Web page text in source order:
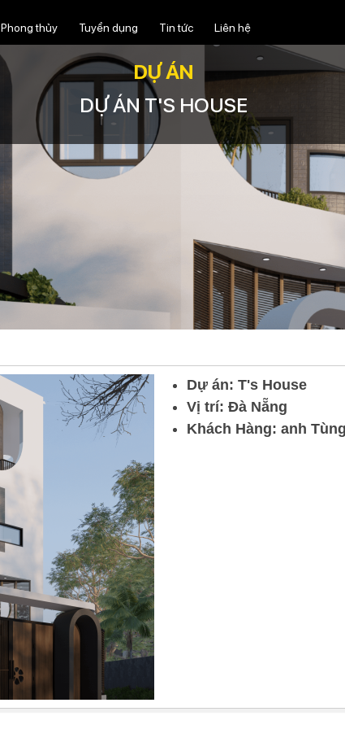
Phong thủy Tuyển dụng Tin tức Liên hệ
DỰ ÁN
DỰ ÁN T'S HOUSE
Dự án: T's House
Vị trí: Đà Nẵng
Khách Hàng: anh